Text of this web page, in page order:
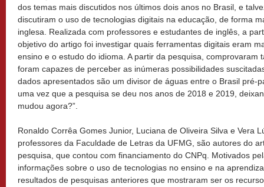
dos temas mais discutidos nos últimos dois anos no Brasil, e
discutiram o uso de tecnologias digitais na educação, de forma
inglesa. Realizada com professores e estudantes de inglês, a
objetivo do artigo foi investigar quais ferramentas digitais eram
ensino e o estudo do idioma. A partir da pesquisa, comprovaram
foram capazes de perceber as inúmeras possibilidades
dados apresentados são um divisor de águas entre o Brasil pré-
uma vez que a pesquisa se deu nos anos de 2018 e 2019,
mudou agora?”.
Ronaldo Corrêa Gomes Junior, Luciana de Oliveira Silva e Vera
professores da Faculdade de Letras da UFMG, são autores do
pesquisa, que contou com financiamento do CNPq. Motivados
informações sobre o uso de tecnologias no ensino e na
resultados de pesquisas anteriores que mostraram ser os